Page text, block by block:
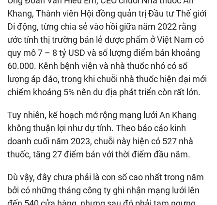
Khang, Thành viên Hội đồng quản trị Đầu tư Thế giới
Di động, từng chia sẻ vào hồi giữa năm 2022 rằng
ước tính thị trường bán lẻ dược phẩm ở Việt Nam có
quy mô 7 – 8 tỷ USD và số lượng điểm bán khoảng
60.000. Kênh bệnh viện và nhà thuốc nhỏ có số
lượng áp đảo, trong khi chuỗi nhà thuốc hiện đại mới
chiếm khoảng 5% nên dư địa phát triển còn rất lớn.
Tuy nhiên, kế hoạch mở rộng mạng lưới An Khang
không thuận lợi như dự tính. Theo báo cáo kinh
doanh cuối năm 2023, chuỗi này hiện có 527 nhà
thuốc, tăng 27 điểm bán với thời điểm đầu năm.
Dù vậy, đây chưa phải là con số cao nhất trong năm
bởi có những tháng công ty ghi nhận mạng lưới lên